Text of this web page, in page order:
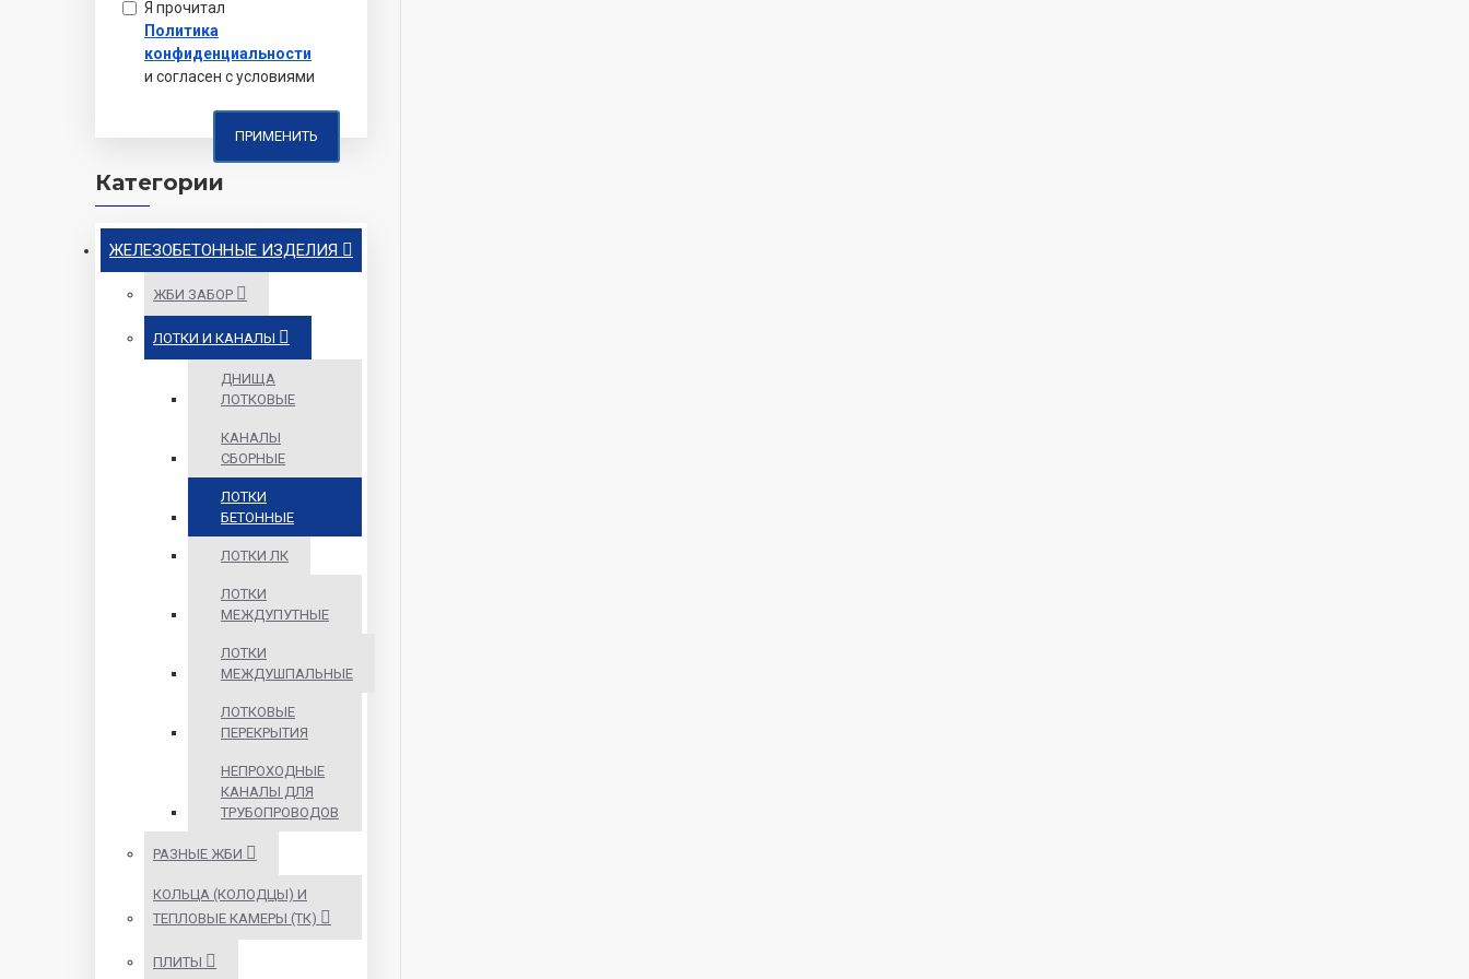
Я прочитал
Политика
конфиденциальности
и согласен с условиями
ПРИМЕНИТЬ
Категории
ЖЕЛЕЗОБЕТОННЫЕ ИЗДЕЛИЯ
ЖБИ ЗАБОР
ЛОТКИ И КАНАЛЫ
ДНИЩА
ЛОТКОВЫЕ
КАНАЛЫ
СБОРНЫЕ
ЛОТКИ
БЕТОННЫЕ
ЛОТКИ ЛК
ЛОТКИ
МЕЖДУПУТНЫЕ
ЛОТКИ
МЕЖДУШПАЛЬНЫЕ
ЛОТКОВЫЕ
ПЕРЕКРЫТИЯ
НЕПРОХОДНЫЕ
КАНАЛЫ ДЛЯ
ТРУБОПРОВОДОВ
РАЗНЫЕ ЖБИ
КОЛЬЦА (КОЛОДЦЫ) И
ТЕПЛОВЫЕ КАМЕРЫ (ТК)
ПЛИТЫ